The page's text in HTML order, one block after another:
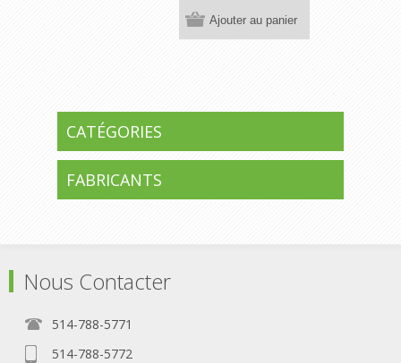
Ajouter au panier
CATÉGORIES
FABRICANTS
Nous Contacter
514-788-5771
514-788-5772